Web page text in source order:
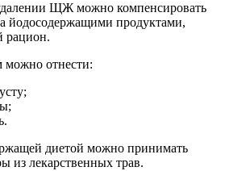
ЩЖ можно компенсировать
йодосодержащими продуктами,
рацион.
можно отнести:
диетой можно принимать
из лекарственных трав.